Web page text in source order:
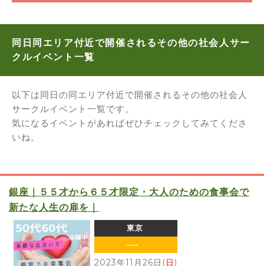
同日同エリア付近で開催されるその他の社会人サー
クルイベント一覧
以下は同日の同エリア付近で開催されるその他の社会人
サークルイベント一覧です。
気になるイベントがあればぜひチェックしてみてくださ
いね。
銀座｜５５才から６５才限定・大人のための食事会で
新たな人生の扉を｜
東京
----
2023年11月26日(日)